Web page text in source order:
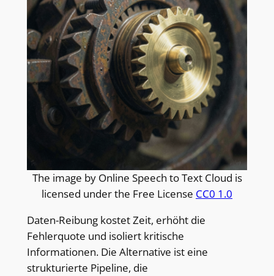
The image by Online Speech to Text Cloud is
licensed under the Free License CC0 1.0
Daten-Reibung kostet Zeit, erhöht die
Fehlerquote und isoliert kritische
Informationen. Die Alternative ist eine
strukturierte Pipeline, die